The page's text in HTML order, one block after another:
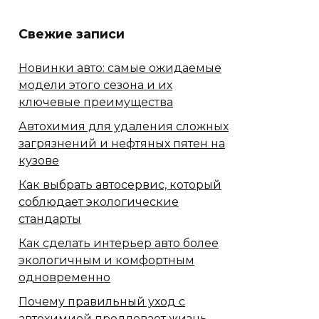
Свежие записи
Новинки авто: самые ожидаемые
модели этого сезона и их
ключевые преимущества
Автохимия для удаления сложных
загрязнений и нефтяных пятен на
кузове
Как выбрать автосервис, который
соблюдает экологические
стандарты
Как сделать интерьер авто более
экологичным и комфортным
одновременно
Почему правильный уход с